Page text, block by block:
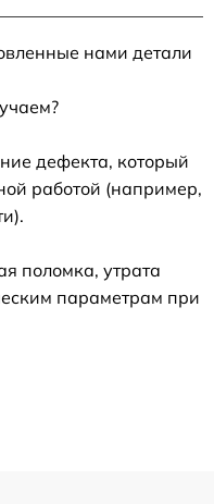
нами детали
дефекта, который
работой (например,
поломка, утрата
параметрам при